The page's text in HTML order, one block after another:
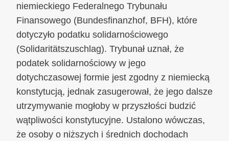
niemieckiego Federalnego Trybunału
Finansowego (Bundesfinanzhof, BFH), które
dotyczyło podatku solidarnościowego
(Solidaritätszuschlag). Trybunał uznał, że
podatek solidarnościowy w jego
dotychczasowej formie jest zgodny z niemiecką
konstytucją, jednak zasugerował, że jego dalsze
utrzymywanie mogłoby w przyszłości budzić
wątpliwości konstytucyjne. Ustalono wówczas,
że osoby o niższych i średnich dochodach